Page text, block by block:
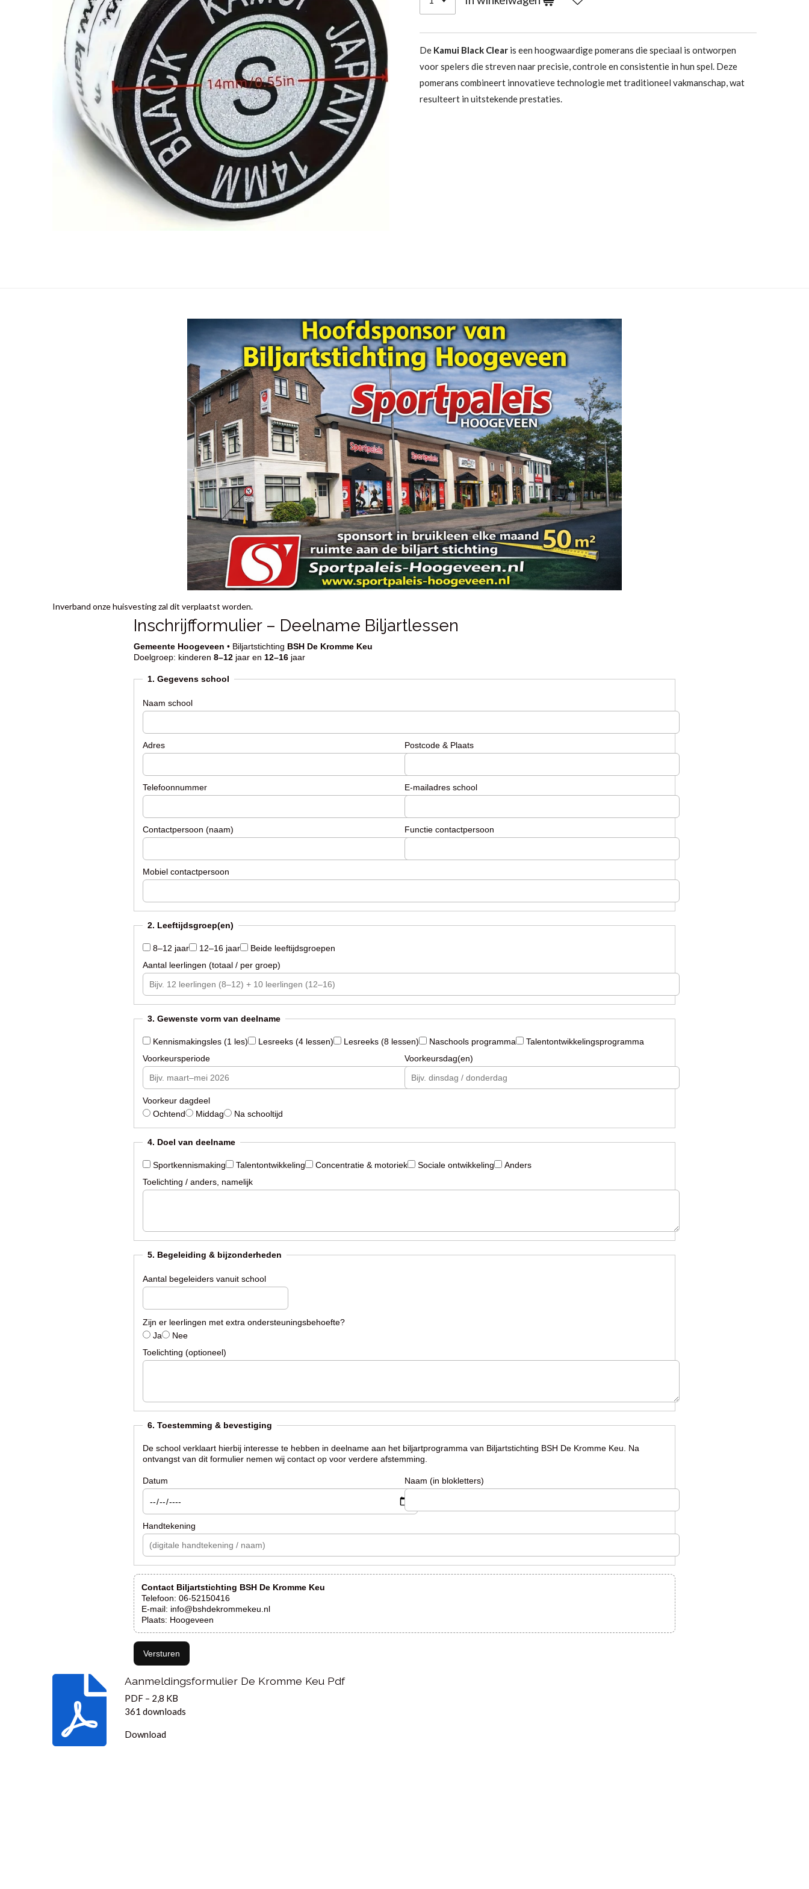
De Kamui Black Clear is een hoogwaardige pomerans die speciaal is ontworpen
voor spelers die streven naar precisie, controle en consistentie in hun spel. Deze
pomerans combineert innovatieve technologie met traditioneel vakmanschap, wat
resulteert in uitstekende prestaties.
Inverband onze huisvesting zal dit verplaatst worden.
Inschrijfformulier – Deelname Biljartlessen
Gemeente Hoogeveen • Biljartstichting BSH De Kromme Keu
Doelgroep: kinderen 8–12 jaar en 12–16 jaar
1. Gegevens school
Naam school
Adres Postcode & Plaats
Telefoonnummer E-mailadres school
Contactpersoon (naam) Functie contactpersoon
Mobiel contactpersoon
2. Leeftijdsgroep(en)
8–12 jaar 12–16 jaar
Beide leeftijdsgroepen
Aantal leerlingen (totaal / per groep)
3. Gewenste vorm van deelname
Kennismakingsles (1 les) Lesreeks (4 lessen) Lesreeks (8 lessen) Naschools programma
Talentontwikkelingsprogramma
Voorkeursperiode
Voorkeursdag(en)
Voorkeur dagdeel
Ochtend
Middag Na schooltijd
4. Doel van deelname
Sportkennismaking Talentontwikkeling Concentratie & motoriek Sociale ontwikkeling
Anders
Toelichting / anders, namelijk
5. Begeleiding & bijzonderheden
Aantal begeleiders vanuit school
Zijn er leerlingen met extra ondersteuningsbehoefte?
Ja
Nee
Toelichting (optioneel)
6. Toestemming & bevestiging
De school verklaart hierbij interesse te hebben in deelname aan het biljartprogramma van Biljartstichting BSH De Kromme Keu. Na
ontvangst van dit formulier nemen wij contact op voor verdere afstemming.
Datum Naam (in blokletters)
Handtekening
Contact Biljartstichting BSH De Kromme Keu
Telefoon: 06-52150416
E-mail: info@bshdekrommekeu.nl
Plaats: Hoogeveen
Versturen
Aanmeldingsformulier De Kromme Keu Pdf
PDF – 2,8 KB
361 downloads
Download